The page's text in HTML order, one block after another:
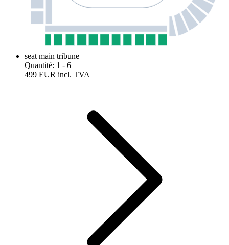
seat main tribune
Quantité: 1 - 6
499 EUR incl. TVA